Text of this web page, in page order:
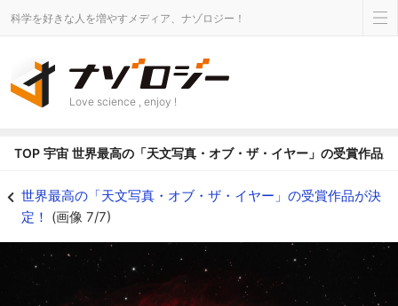
科学を好きな人を増やすメディア、ナゾロジー！
Love science , enjoy !
TOP 宇宙 世界最高の「天文写真・オブ・ザ・イヤー」の受賞作品
世界最高の「天文写真・オブ・ザ・イヤー」の受賞作品が決
定！ (画像 7/7)